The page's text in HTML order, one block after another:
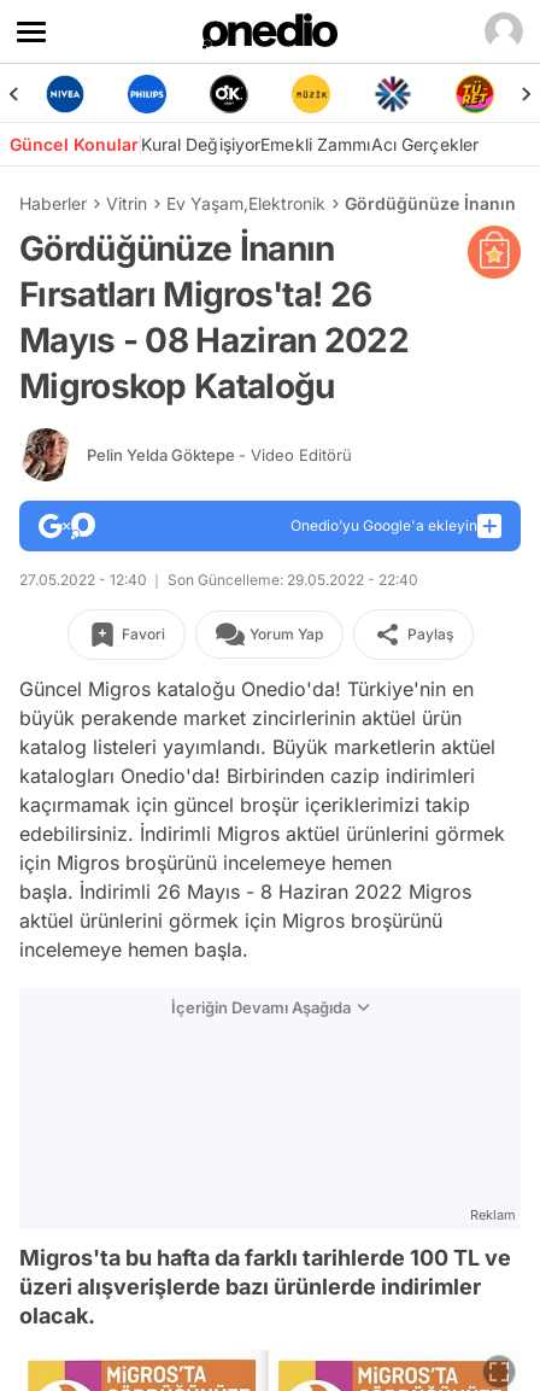
Güncel KonularKural DeğişiyorEmekli ZammıAcı Gerçekler
Haberler Vitrin Ev Yaşam,Elektronik Gördüğünüze İnanın
Gördüğünüze İnanın
Fırsatları Migros'ta! 26
Mayıs - 08 Haziran 2022
Migroskop Kataloğu
Pelin Yelda Göktepe - Video Editörü
Onedio’yu Google'a ekleyin
27.05.2022 - 12:40 Son Güncelleme: 29.05.2022 - 22:40
Favori Yorum Yap Paylaş
Güncel Migros kataloğu Onedio'da! Türkiye'nin en
büyük perakende market zincirlerinin aktüel ürün
katalog listeleri yayımlandı. Büyük marketlerin aktüel
katalogları Onedio'da! Birbirinden cazip indirimleri
kaçırmamak için güncel broşür içeriklerimizi takip
edebilirsiniz. İndirimli Migros aktüel ürünlerini görmek
için Migros broşürünü incelemeye hemen
başla. İndirimli 26 Mayıs - 8 Haziran 2022 Migros
aktüel ürünlerini görmek için Migros broşürünü
incelemeye hemen başla.
İçeriğin Devamı Aşağıda
Reklam
Migros'ta bu hafta da farklı tarihlerde 100 TL ve
üzeri alışverişlerde bazı ürünlerde indirimler
olacak.